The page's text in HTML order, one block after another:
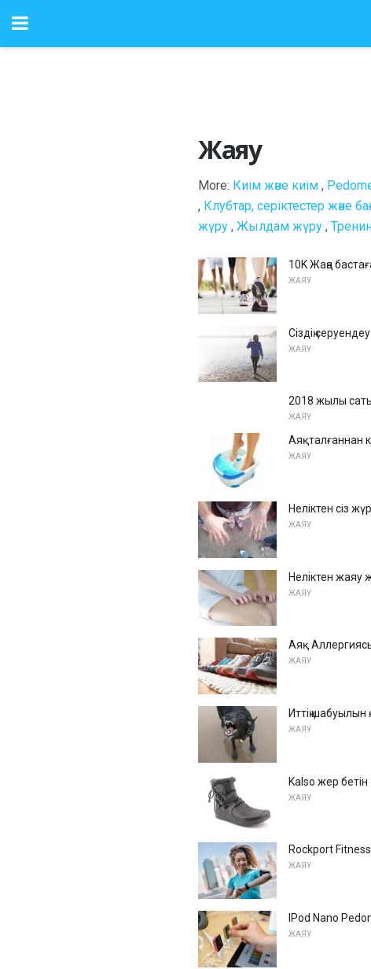
Жаяу
More: Киім және киім ,
, Клубтар, серіктестер және
жүру , Жылдам жүру ,
10K Жаңа
ЖАЯУ
Сіздің
ЖАЯУ
2018 жылы
ЖАЯУ
Аяқталғаннан
ЖАЯУ
Неліктен сіз
ЖАЯУ
Неліктен жаяу
ЖАЯУ
Аяқ
ЖАЯУ
Иттің
ЖАЯУ
Kalso жер
ЖАЯУ
Rockport
ЖАЯУ
IPod Nano
ЖАЯУ